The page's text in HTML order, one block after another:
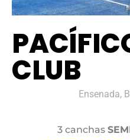
CLUB
Ensenada,
3 canchas